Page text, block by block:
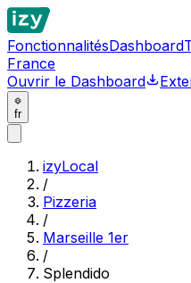
FonctionnalitésDashboard
France
Ouvrir le Dashboard
fr
izyLocal
/
Pizzeria
/
Marseille 1er
/
Splendido